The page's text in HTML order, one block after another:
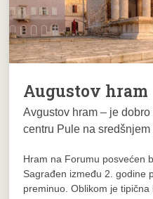
Augustov hram
Avgustov hram – je dobro
centru Pule na
Hram na Forumu posvećen
Sagrađen između 2. godine
preminuo. Oblikom je tipična